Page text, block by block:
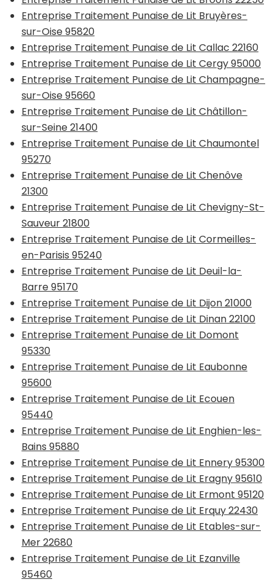
Entreprise Traitement Punaise de Lit Bruyères-
sur-Oise 95820
Entreprise Traitement Punaise de Lit Callac 22160
Entreprise Traitement Punaise de Lit Cergy 95000
Entreprise Traitement Punaise de Lit Champagne-
sur-Oise 95660
Entreprise Traitement Punaise de Lit Châtillon-
sur-Seine 21400
Entreprise Traitement Punaise de Lit Chaumontel
95270
Entreprise Traitement Punaise de Lit Chenôve
21300
Entreprise Traitement Punaise de Lit Chevigny-St-
Sauveur 21800
Entreprise Traitement Punaise de Lit Cormeilles-
en-Parisis 95240
Entreprise Traitement Punaise de Lit Deuil-la-
Barre 95170
Entreprise Traitement Punaise de Lit Dijon 21000
Entreprise Traitement Punaise de Lit Dinan 22100
Entreprise Traitement Punaise de Lit Domont
95330
Entreprise Traitement Punaise de Lit Eaubonne
95600
Entreprise Traitement Punaise de Lit Ecouen
95440
Entreprise Traitement Punaise de Lit Enghien-les-
Bains 95880
Entreprise Traitement Punaise de Lit Ennery 95300
Entreprise Traitement Punaise de Lit Eragny 95610
Entreprise Traitement Punaise de Lit Ermont 95120
Entreprise Traitement Punaise de Lit Erquy 22430
Entreprise Traitement Punaise de Lit Etables-sur-
Mer 22680
Entreprise Traitement Punaise de Lit Ezanville
95460